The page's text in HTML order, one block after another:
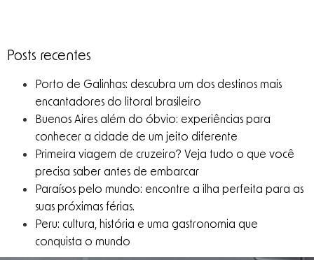
Posts recentes
Porto de Galinhas: descubra um dos destinos mais
encantadores do litoral brasileiro
Buenos Aires além do óbvio: experiências para
conhecer a cidade de um jeito diferente
Primeira viagem de cruzeiro? Veja tudo o que você
precisa saber antes de embarcar
Paraísos pelo mundo: encontre a ilha perfeita para as
suas próximas férias.
Peru: cultura, história e uma gastronomia que
conquista o mundo